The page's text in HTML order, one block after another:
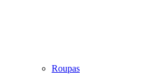
Roupas